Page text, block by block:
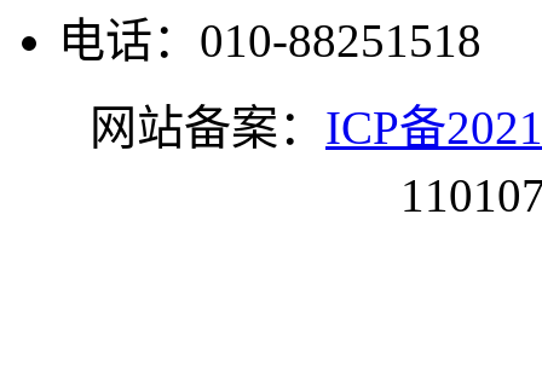
电话：010-88251518
网站备案： ICP备